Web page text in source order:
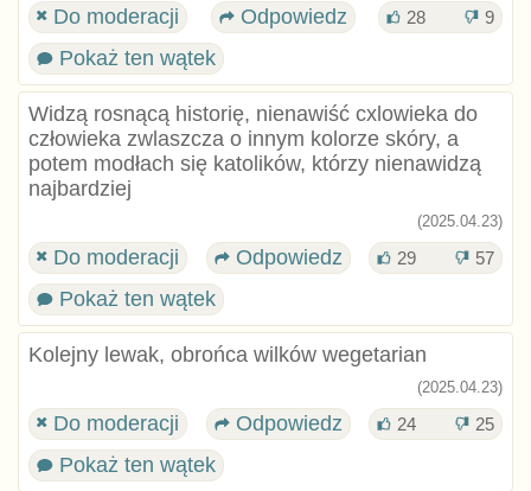
Do moderacji Odpowiedz 28 9
Pokaż ten wątek
Widzą rosnącą historię, nienawiść cxlowieka do
człowieka zwlaszcza o innym kolorze skóry, a
potem modłach się katolików, którzy nienawidzą
najbardziej
(2025.04.23)
Do moderacji Odpowiedz 29 57
Pokaż ten wątek
Kolejny lewak, obrońca wilków wegetarian
(2025.04.23)
Do moderacji Odpowiedz 24 25
Pokaż ten wątek